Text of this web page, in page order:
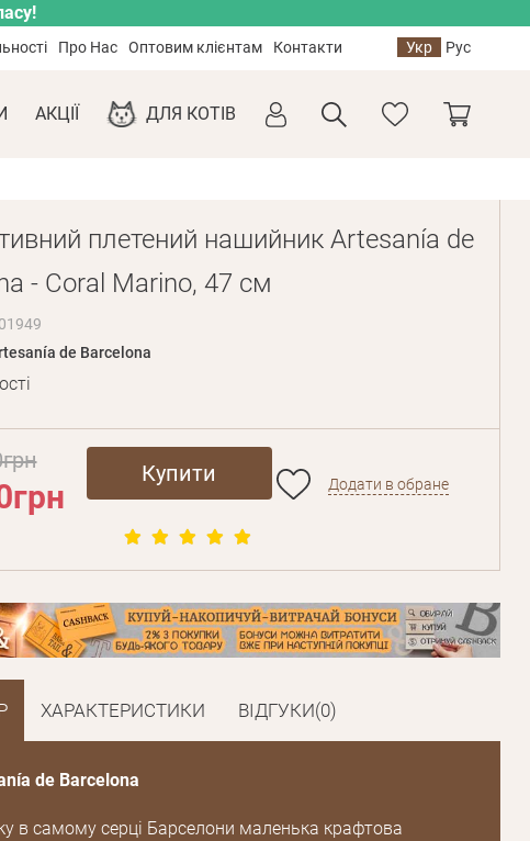
Про Нас Оптовим клієнтам Контакти Укр Рус
АКЦІЇ ДЛЯ КОТІВ
плетений нашийник Artesanía de
- Coral Marino, 47 см
de Barcelona
Купити Додати в обране
ХАРАКТЕРИСТИКИ ВІДГУКИ(0)
de Barcelona
в самому серці Барселони маленька крафтова